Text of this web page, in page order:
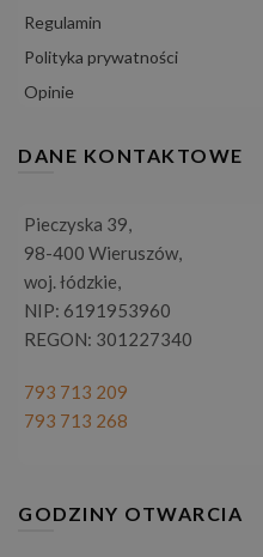
Regulamin
Polityka prywatności
Opinie
DANE KONTAKTOWE
Pieczyska 39,
98-400 Wieruszów,
woj. łódzkie,
NIP: 6191953960
REGON: 301227340
793 713 209
793 713 268
GODZINY OTWARCIA